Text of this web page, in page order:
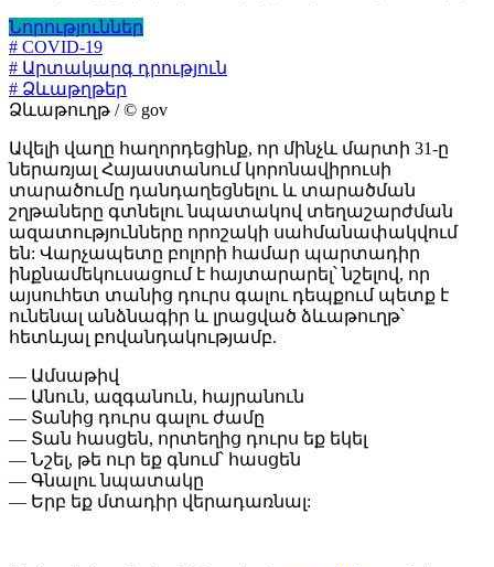
Նորություններ
# COVID-19
# Արտակարգ դրություն
# Ձևաթղթեր
Ձևաթուղթ / © gov
Ավելի վաղը հաղորդեցինք, որ մինչև մարտի 31-ը
ներառյալ Հայաստանում կորոնավիրուսի
տարածումը դանդաղեցնելու և տարածման
շղթաները գտնելու նպատակով տեղաշարժման
ազատությունները որոշակի սահմանափակվում
են: Վարչապետը բոլորի համար պարտադիր
ինքնամեկուսացում է հայտարարել՝ նշելով, որ
այսուհետ տանից դուրս գալու դեպքում պետք է
ունենալ անձնագիր և լրացված ձևաթուղթ՝
հետևյալ բովանդակությամբ.
— Ամսաթիվ
— Անուն, ազգանուն, հայրանուն
— Տանից դուրս գալու ժամը
— Տան հասցեն, որտեղից դուրս եք եկել
— Նշել, թե ուր եք գնում՝ հասցեն
— Գնալու նպատակը
— Երբ եք մտադիր վերադառնալ: